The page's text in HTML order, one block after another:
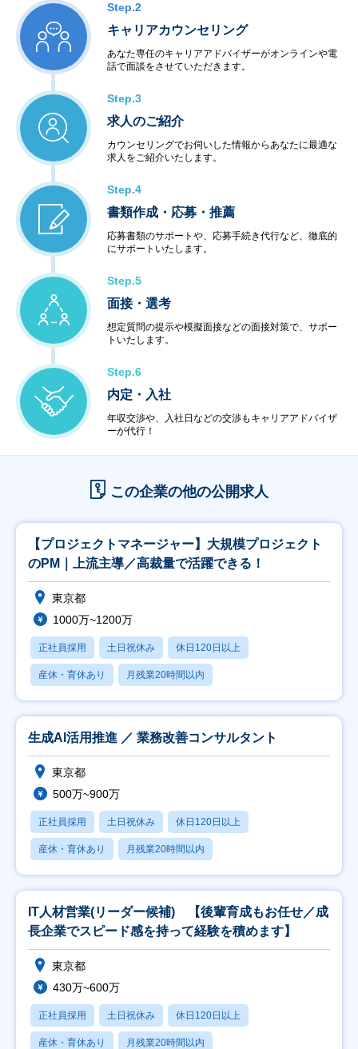
Step.2
キャリアカウンセリング
あなた専任のキャリアアドバイザーがオンラインや電
話で面談をさせていただきます。
Step.3
求人のご紹介
カウンセリングでお伺いした情報からあなたに最適な
求人をご紹介いたします。
Step.4
書類作成・応募・推薦
応募書類のサポートや、応募手続き代行など、徹底的
にサポートいたします。
Step.5
面接・選考
想定質問の提示や模擬面接などの面接対策で、サポー
トいたします。
Step.6
内定・入社
年収交渉や、入社日などの交渉もキャリアアドバイザ
ーが代行！
この企業の他の公開求人
【プロジェクトマネージャー】大規模プロジェクト
のPM｜上流主導／高裁量で活躍できる！
東京都
1000万~1200万
正社員採用 土日祝休み 休日120日以上
産休・育休あり 月残業20時間以内
生成AI活用推進 ／ 業務改善コンサルタント
東京都
500万~900万
正社員採用 土日祝休み 休日120日以上
産休・育休あり 月残業20時間以内
IT人材営業(リーダー候補) 【後輩育成もお任せ／成
長企業でスピード感を持って経験を積めます】
東京都
430万~600万
正社員採用 土日祝休み 休日120日以上
産休・育休あり 月残業20時間以内